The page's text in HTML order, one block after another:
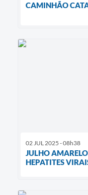
CAMINHÃO
02 JUL 2025 - 08h38
JULHO
HEPATITES